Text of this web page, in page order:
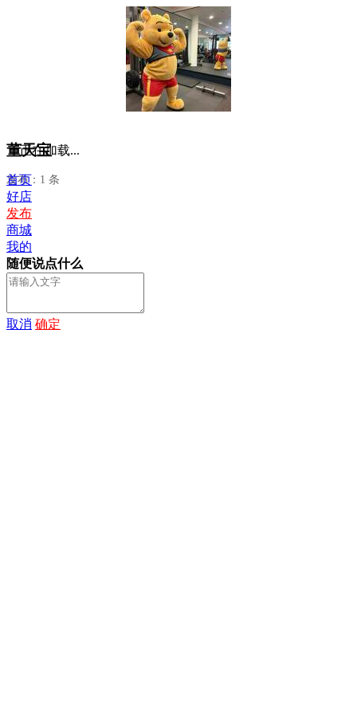
董天宝
发布：1 条
正在加载...
首页
好店
发布
商城
我的
随便说点什么
取消 确定